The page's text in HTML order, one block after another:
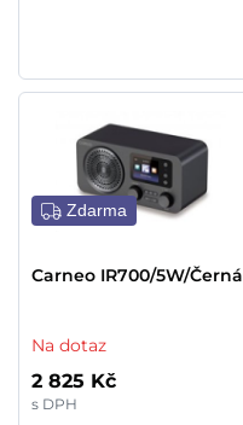
Zdarma
Carneo IR700/5W/Černá
Na dotaz
2 825 Kč
s DPH